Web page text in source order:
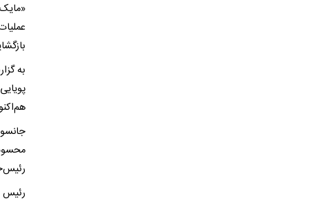
به
رئیس